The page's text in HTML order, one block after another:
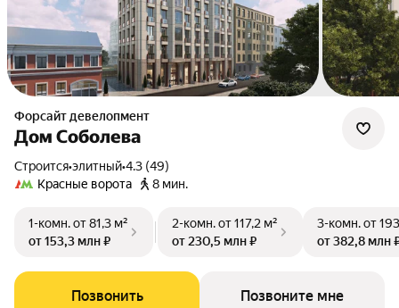
Форсайт девелопмент
Дом Соболева
Строится•элитный•4.3 (49)
Красные ворота
8 мин.
1-комн.от 81,3 м²
от 153,3 млн ₽
2-комн.от 117,2 м²
от 230,5 млн ₽
3-комн.от
от 382,8 млн
Позвонить Позвоните мне